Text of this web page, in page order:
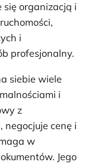
się organizacją i
i
profesjonalny.
siebie wiele
i
z
cenę i
w
Jego